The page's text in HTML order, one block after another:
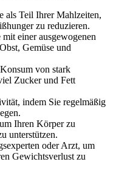
als Teil Ihrer Mahlzeiten,
zu reduzieren.
einer ausgewogenen
Gemüse und
von stark
Zucker und Fett
indem Sie regelmäßig
Ihren Körper zu
unterstützen.
oder Arzt, um
Gewichtsverlust zu